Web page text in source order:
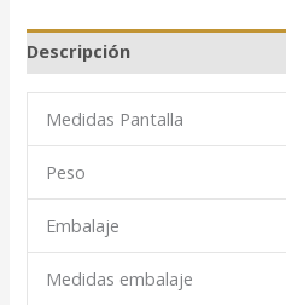
Descripción
Medidas Pantalla
Peso
Embalaje
Medidas embalaje